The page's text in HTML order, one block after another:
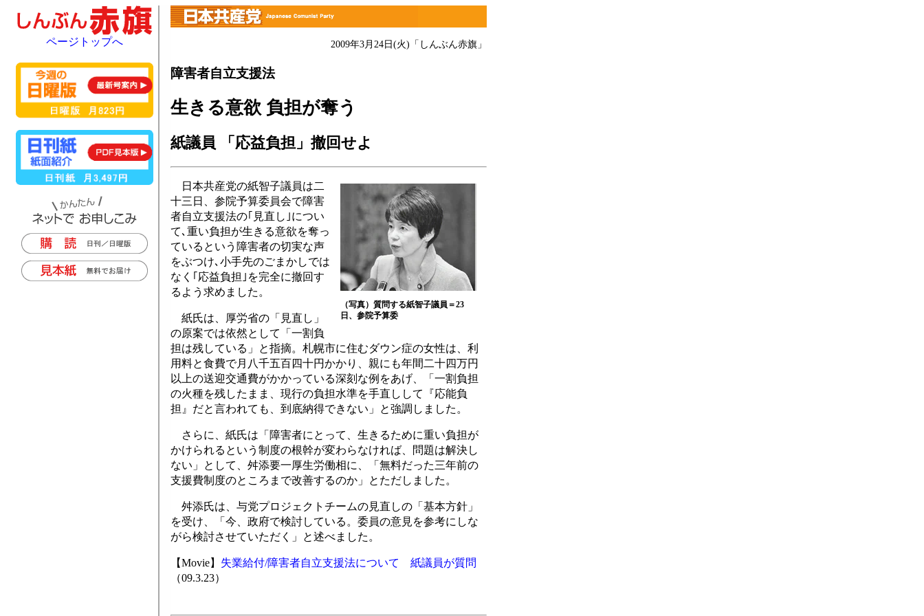
2009年3月24日(火) 「しんぶん赤旗」
障害者自立支援法
生きる意欲 負担が奪う
紙議員 「応益負担」撤回せよ
（写真）質問する紙智子議員＝23
日、参院予算委
日本共産党の紙智子議員は二
十三日、参院予算委員会で障害
者自立支援法の｢見直し｣につい
て､重い負担が生きる意欲を奪っ
ているという障害者の切実な声
をぶつけ､小手先のごまかしでは
なく｢応益負担｣を完全に撤回す
るよう求めました。
紙氏は、厚労省の「見直し」
の原案では依然として「一割負
担は残している」と指摘。札幌市に住むダウン症の女性は、利
用料と食費で月八千五百四十円かかり、親にも年間二十四万円
以上の送迎交通費がかかっている深刻な例をあげ、「一割負担
の火種を残したまま、現行の負担水準を手直しして『応能負
担』だと言われても、到底納得できない」と強調しました。
さらに、紙氏は「障害者にとって、生きるために重い負担が
かけられるという制度の根幹が変わらなければ、問題は解決し
ない」として、舛添要一厚生労働相に、「無料だった三年前の
支援費制度のところまで改善するのか」とただしました。
舛添氏は、与党プロジェクトチームの見直しの「基本方針」
を受け、「今、政府で検討している。委員の意見を参考にしな
がら検討させていただく」と述べました。
【Movie】 失業給付/障害者自立支援法について 紙議員が質問
（09.3.23）
ページトップへ